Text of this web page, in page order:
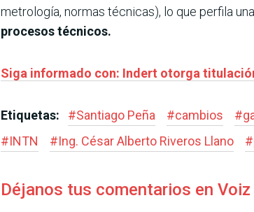
metrología, normas técnicas), lo que perfila una
procesos técnicos.
Siga informado con: Indert otorga
Etiquetas: #Santiago Peña #cambios #
#INTN #Ing. César Alberto Riveros Llano #
Déjanos tus comentarios en Voiz